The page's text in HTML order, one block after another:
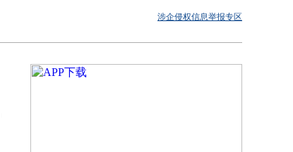
涉企侵权信息举报专区